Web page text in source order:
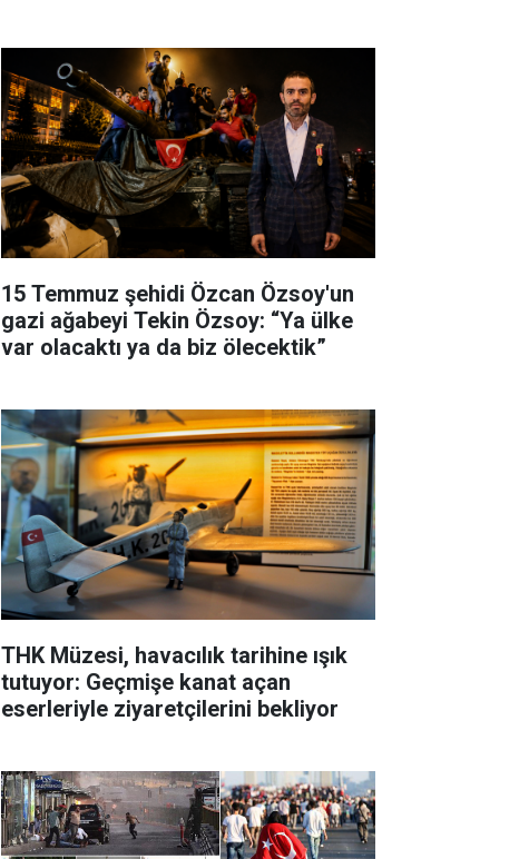
15 Temmuz şehidi Özcan Özsoy'un
gazi ağabeyi Tekin Özsoy: “Ya ülke
var olacaktı ya da biz ölecektik”
THK Müzesi, havacılık tarihine ışık
tutuyor: Geçmişe kanat açan
eserleriyle ziyaretçilerini bekliyor